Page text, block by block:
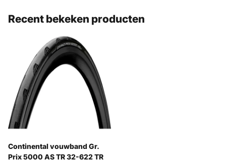
Recent bekeken producten
Continental vouwband Gr.
Prix 5000 AS TR 32-622 TR